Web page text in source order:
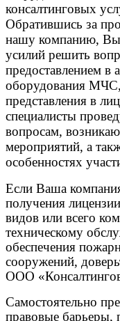
консалтинговых
Обратившись за
нашу компанию, Вы
усилий решить
предоставлением в
оборудования МЧС,
представления в
специалисты
вопросам,
мероприятий, а
особенностях
Если Ваша
получения
видов или всего
техническому
обеспечения
сооружений,
ООО
Самостоятельно
правовые